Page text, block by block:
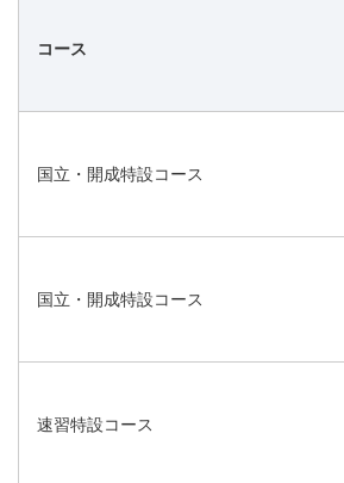
コース
国立・開成特設コース
国立・開成特設コース
速習特設コース